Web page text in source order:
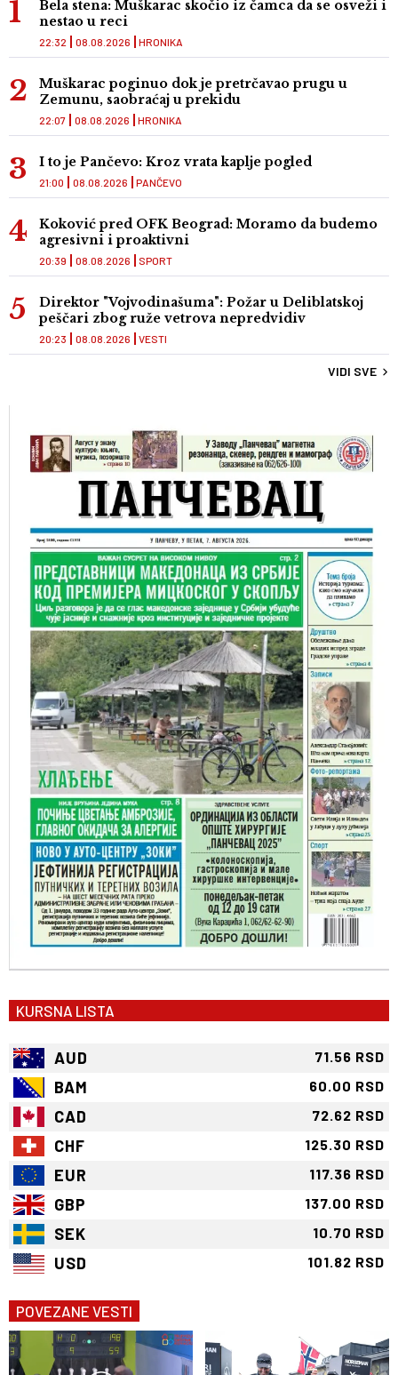
Bela stena: Muškarac skočio iz čamca da se osveži i
nestao u reci
HRONIKA
22:32 08.08.2026
Muškarac poginuo dok je pretrčavao prugu u
Zemunu, saobraćaj u prekidu
HRONIKA
22:07 08.08.2026
I to je Pančevo: Kroz vrata kaplje pogled
PANČEVO
21:00 08.08.2026
Koković pred OFK Beograd: Moramo da budemo
agresivni i proaktivni
SPORT
20:39 08.08.2026
Direktor "Vojvodinašuma": Požar u Deliblatskoj
peščari zbog ruže vetrova nepredvidiv
VESTI
20:23 08.08.2026
VIDI SVE
KURSNA LISTA
AUD 71.56 RSD
BAM 60.00 RSD
CAD 72.62 RSD
CHF 125.30 RSD
EUR 117.36 RSD
GBP 137.00 RSD
SEK 10.70 RSD
USD 101.82 RSD
POVEZANE VESTI